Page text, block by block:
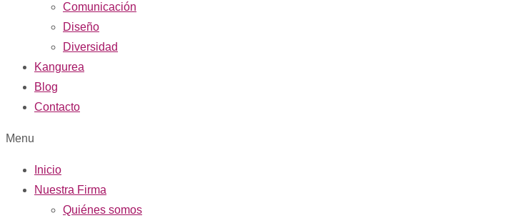
Comunicación
Diseño
Diversidad
Kangurea
Blog
Contacto
Menu
Inicio
Nuestra Firma
Quiénes somos